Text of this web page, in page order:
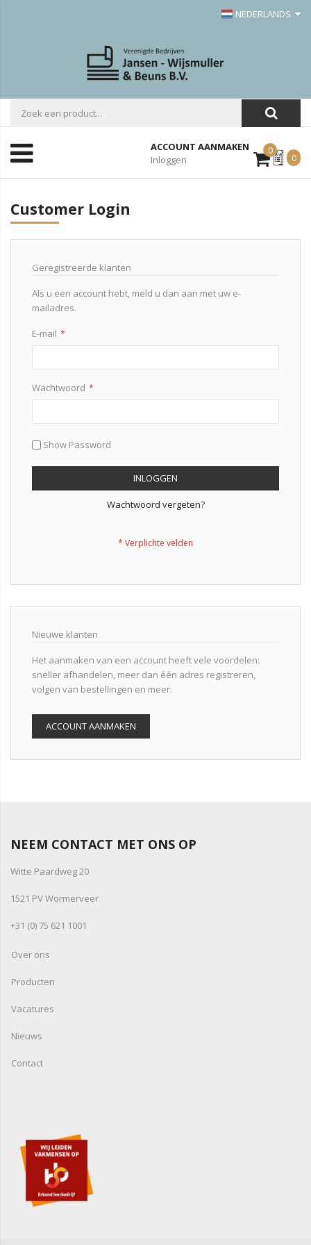
NEDERLANDS
ACCOUNT AANMAKEN
Inloggen
0Mijn
Offerte
0
Customer Login
Geregistreerde klanten
Als u een account hebt, meld u dan aan met uw e-
mailadres.
E-mail
Wachtwoord
Show Password
INLOGGEN
Wachtwoord vergeten?
Nieuwe klanten
Het aanmaken van een account heeft vele voordelen:
sneller afhandelen, meer dan één adres registreren,
volgen van bestellingen en meer.
ACCOUNT AANMAKEN
NEEM CONTACT MET ONS OP
Witte Paardweg 20
1521 PV Wormerveer
+31 (0) 75 621 1001
Over ons
Producten
Vacatures
Nieuws
Contact